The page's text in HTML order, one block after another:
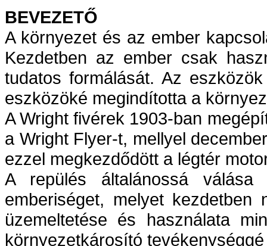
BEVEZETŐ
A környezet és az ember
Kezdetben az ember csak
tudatos formálását. Az
eszközöké megindította a
A Wright fivérek 1903-ban
a Wright Flyer-t, mellyel
ezzel megkezdődött a légtér
A repülés általánossá
emberiséget, melyet
üzemeltetése és használata
környezetkárosító